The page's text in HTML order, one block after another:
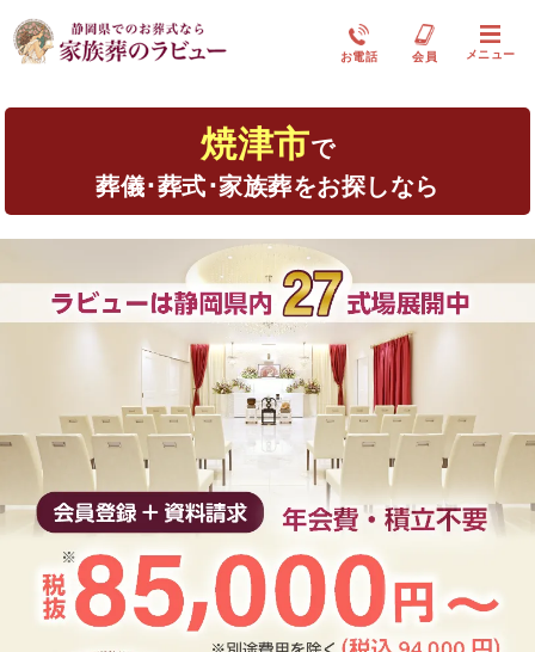
お電話 会員 メニュー
焼津市で
葬儀･葬式･家族葬をお探しなら